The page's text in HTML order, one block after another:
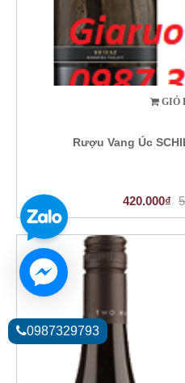
GIỎ
Rượu Vang Úc
420.000₫
0987329793